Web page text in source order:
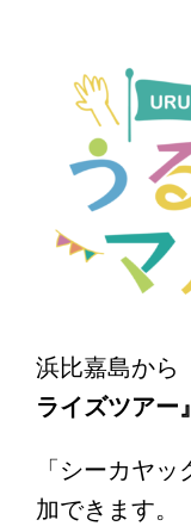
浜比嘉島から
ライズツアー』
「シーカヤ
加できます。